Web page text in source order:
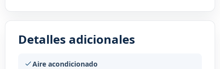
Detalles adicionales
Aire acondicionado